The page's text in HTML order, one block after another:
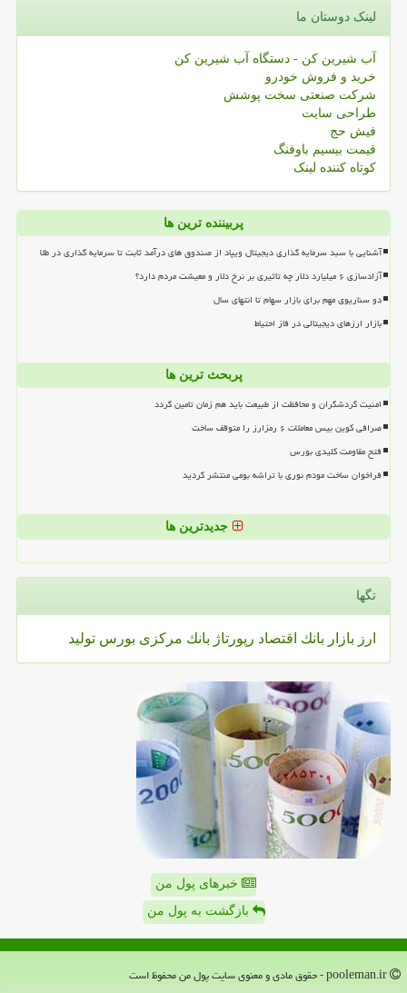
لینک دوستان ما
آب شیرین کن - دستگاه آب شیرین کن
خرید و فروش خودرو
شرکت صنعتی سخت پوشش
طراحی سایت
فیش حج
قیمت بیسیم باوفنگ
کوتاه کننده لینک
پربیننده ترین ها
آشنایی با سبد سرمایه گذاری دیجیتال ویپاد از صندوق های درآمد ثابت تا سرمایه گذاری در طلا
آزادسازی ۶ میلیارد دلار چه تاثیری بر نرخ دلار و معیشت مردم دارد؟
دو سناریوی مهم برای بازار سهام تا انتهای سال
بازار ارزهای دیجیتالی در فاز احتیاط
پربحث ترین ها
امنیت گردشگران و محافظت از طبیعت باید هم زمان تامین گردد
صرافی کوین بیس معاملات ۶ رمزارز را متوقف ساخت
فتح مقاومت کلیدی بورس
فراخوان ساخت مودم نوری با تراشه بومی منتشر گردید
جدیدترین ها
تگها
ارز بازار بانك اقتصاد رپورتاژ بانك مركزی بورس تولید
خبرهای پول من
بازگشت به پول من